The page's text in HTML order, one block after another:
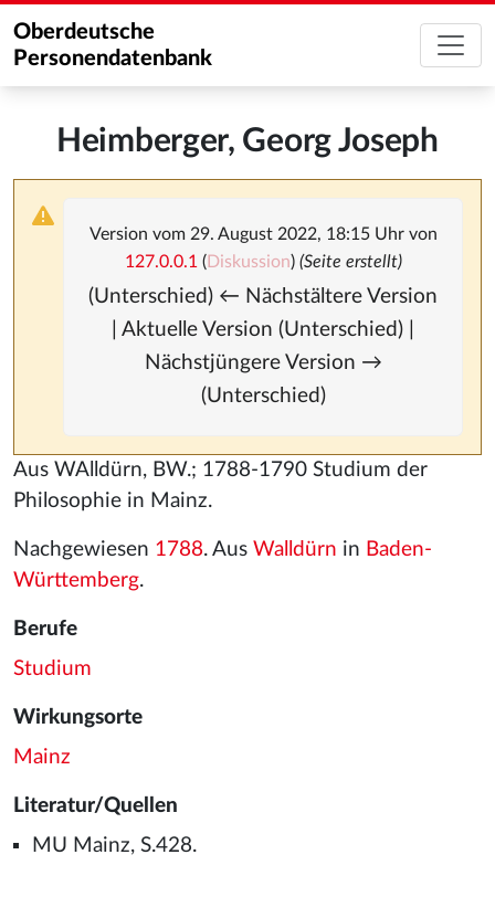
Oberdeutsche
Personendatenbank
Heimberger, Georg Joseph
Version vom 29. August 2022, 18:15 Uhr von
127.0.0.1 (Diskussion) (Seite erstellt)
(Unterschied) ← Nächstältere Version
| Aktuelle Version (Unterschied) |
Nächstjüngere Version →
(Unterschied)
Aus WAlldürn, BW.; 1788-1790 Studium der
Philosophie in Mainz.
Nachgewiesen 1788. Aus Walldürn in Baden-
Württemberg.
Berufe
Studium
Wirkungsorte
Mainz
Literatur/Quellen
MU Mainz, S.428.